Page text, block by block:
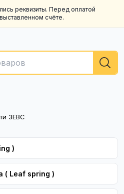
реквизиты. Перед оплатой
счёте.
ЗЕВС
)
( Leaf spring )